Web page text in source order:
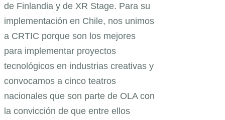
de Finlandia y de XR Stage. Para su
implementación en Chile, nos unimos
a CRTIC porque son los mejores
para implementar proyectos
tecnológicos en industrias creativas y
convocamos a cinco teatros
nacionales que son parte de OLA con
la convicción de que entre ellos